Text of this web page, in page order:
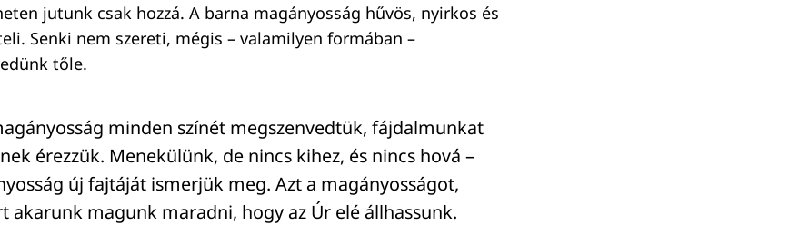
jutunk csak hozzá. A barna magányosság hűvös, nyirkos és
Senki nem szereti, mégis – valamilyen formában –
tőle.
minden színét megszenvedtük, fájdalmunkat
érezzük. Menekülünk, de nincs kihez, és nincs hová –
új fajtáját ismerjük meg. Azt a magányosságot,
akarunk magunk maradni, hogy az Úr elé állhassunk.